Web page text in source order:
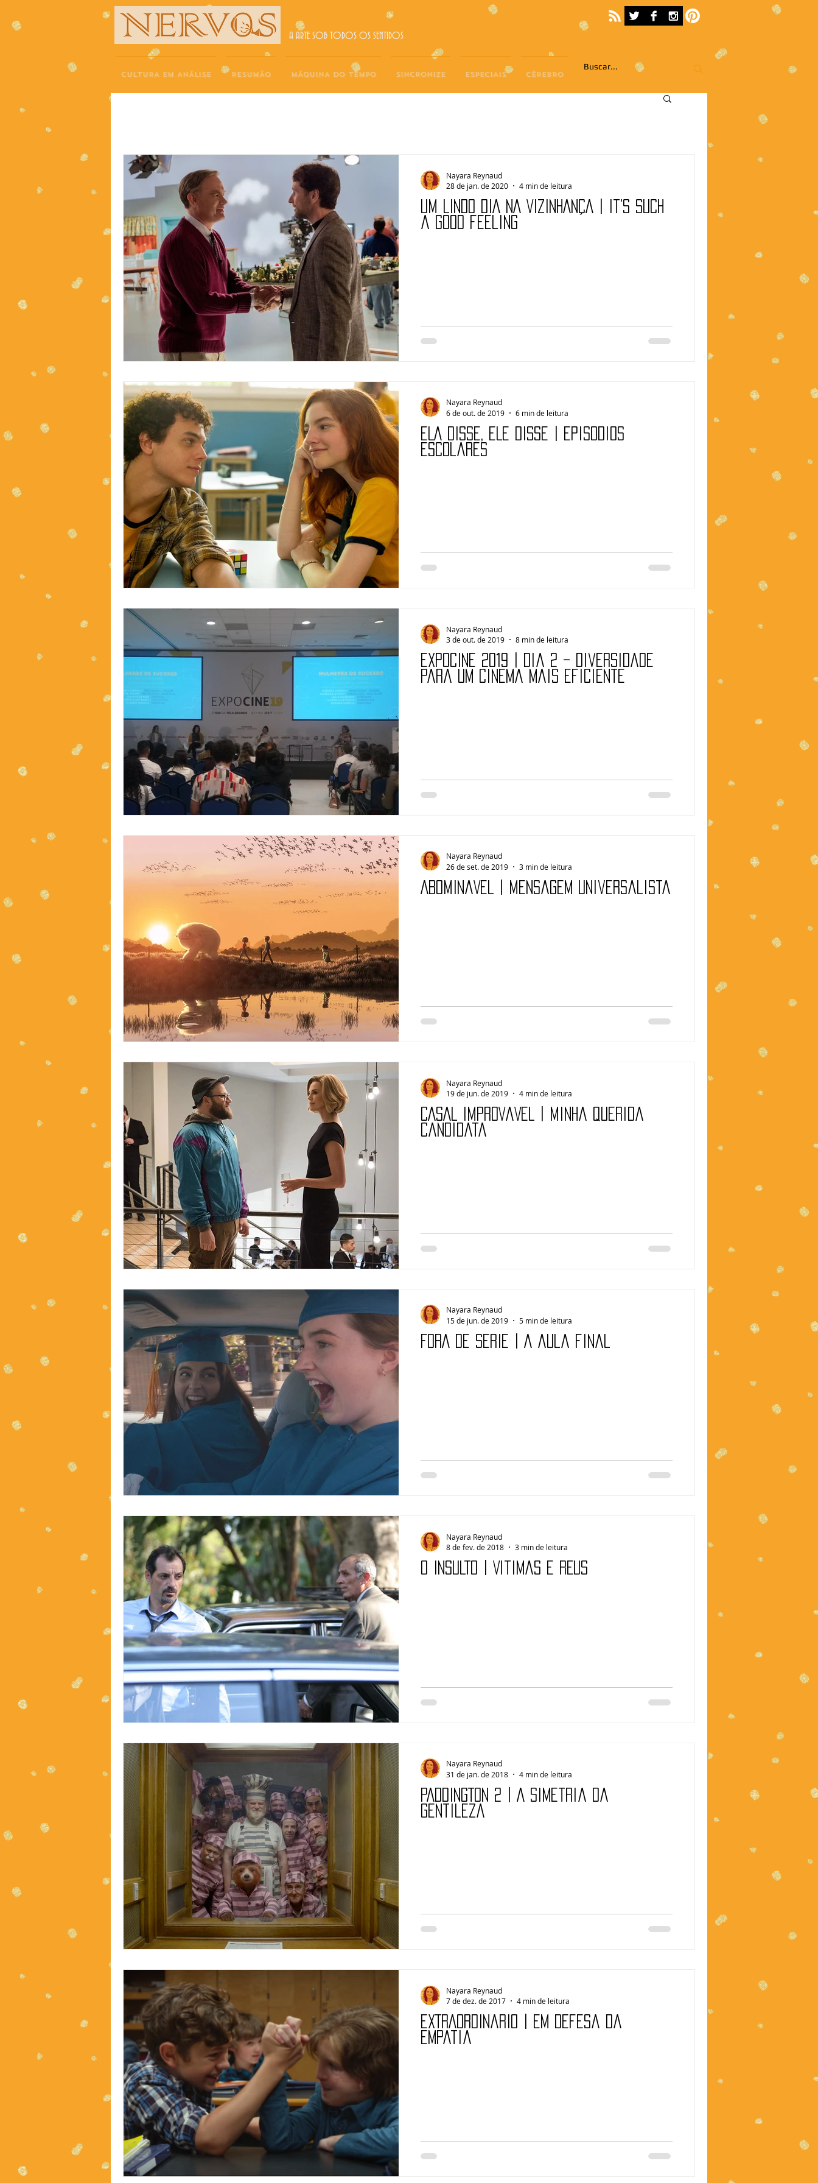
NERVOS A ARTE SOB TODOS OS SENTIDOS
CULTURA EM ANÁLISE RESUMÃO MÁQUINA DO TEMPO SINCRONIZE ESPECIAIS CÉREBRO
UM LINDO DIA NA VIZINHANÇA | It's such
a good feeling
Nayara Reynaud
28 de jan. de 2020
4 min de leitura
ELA DISSE, ELE DISSE | Episódios
escolares
Nayara Reynaud
6 de out. de 2019
6 min de leitura
EXPOCINE 2019 | Dia 2 – Diversidade
para um cinema mais eficiente
Nayara Reynaud
3 de out. de 2019
8 min de leitura
ABOMINÁVEL | Mensagem universalista
Nayara Reynaud
26 de set. de 2019
3 min de leitura
CASAL IMPROVÁVEL | Minha querida
candidata
Nayara Reynaud
19 de jun. de 2019
4 min de leitura
FORA DE SÉRIE | A aula final
Nayara Reynaud
15 de jun. de 2019
5 min de leitura
O INSULTO | Vítimas e réus
Nayara Reynaud
8 de fev. de 2018
3 min de leitura
PADDINGTON 2 | A simetria da
gentileza
Nayara Reynaud
31 de jan. de 2018
4 min de leitura
EXTRAORDINÁRIO | Em defesa da
empatia
Nayara Reynaud
7 de dez. de 2017
4 min de leitura